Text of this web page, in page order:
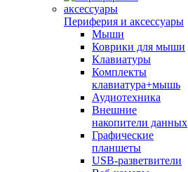
Периферия и аксессуары
Мыши
Коврики для мыши
Клавиатуры
Комплекты
клавиатура+мышь
Аудиотехника
Внешние
накопители данных
Графические
планшеты
USB-разветвители